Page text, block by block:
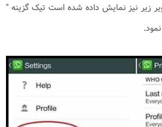
زیر نیز نمایش داده شده است تیک گزینه "